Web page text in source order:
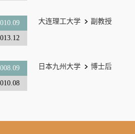
大连理工大学 副教授
日本九州大学 博士后